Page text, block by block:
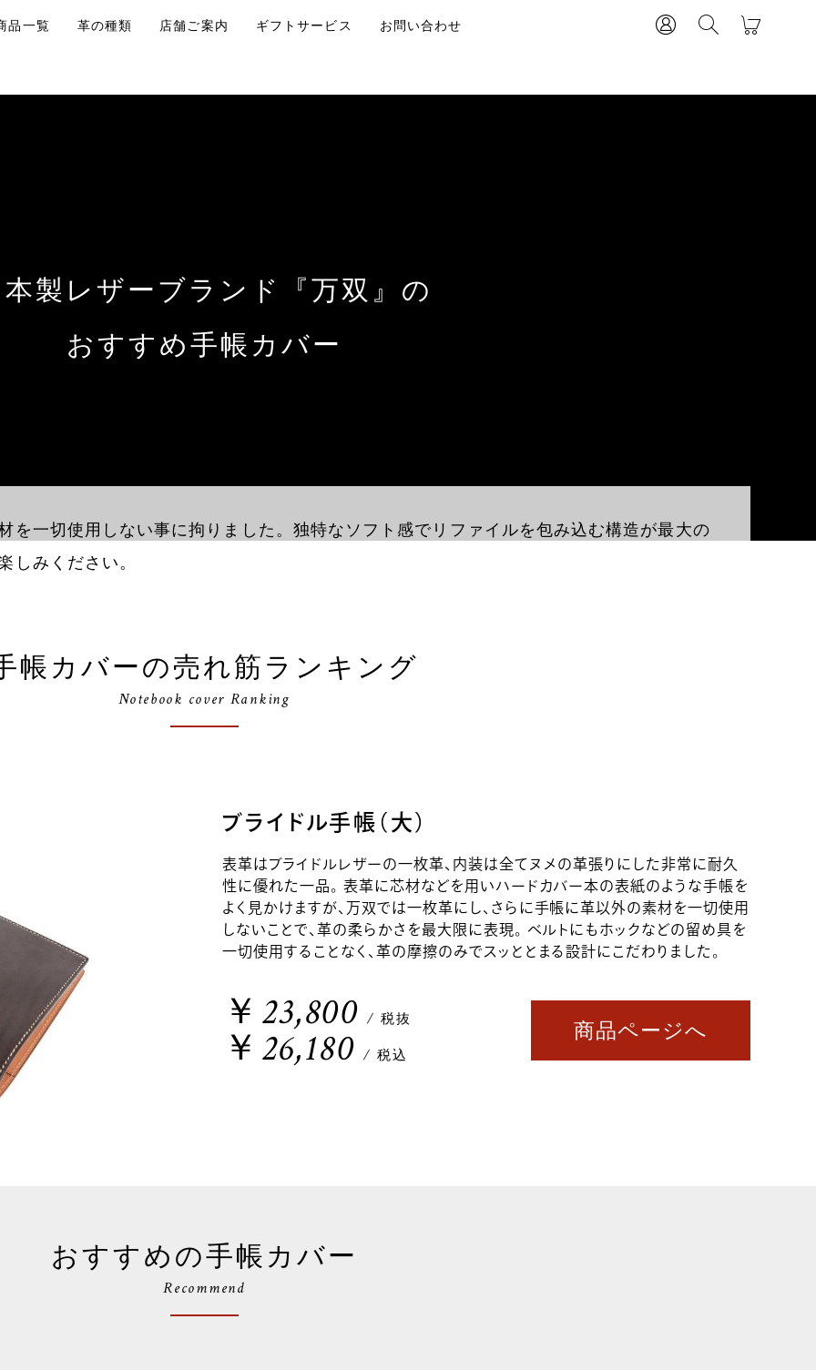
品一覧 革の種類 店舗ご案内 ギフトサービス お問い合わせ
製レザーブランド『万双』の
おすすめ手帳カバー
を一切使用しない事に拘りました。独特なソフト感でリファイルを包み込む構造が最大の
しみください。
帳カバーの売れ筋ランキング
Notebook cover Ranking
ブライドル手帳（大）
表革はブライドルレザーの一枚革、内装は全てヌメの革張りにした非常に耐久
性に優れた一品。 表革に芯材などを用いハードカバー本の表紙のような手帳を
よく見かけますが、万双では一枚革にし、さらに手帳に革以外の素材を一切使用
しないことで、革の柔らかさを最大限に表現。 ベルトにもホックなどの留め具を
一切使用することなく、革の摩擦のみでスッととまる設計にこだわりました。
￥23,800 / 税抜
￥26,180 / 税込
商品ページへ
おすすめの手帳カバー
Recommend